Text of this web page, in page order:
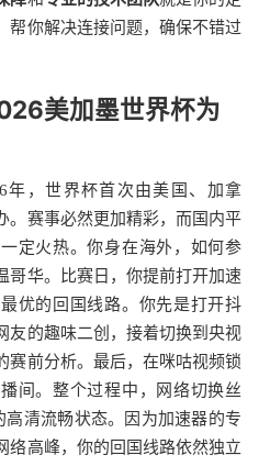
帮你解决连接问题，确保不错过
美加墨世界杯为
年，世界杯首次由美国、加拿
。赛事必然更加精彩，而国内平
定火热。你身在海外，如何参
哥华。比赛日，你提前打开加速
优的回国线路。你先是打开抖
友的趣味二创，接着切换到央视
赛前分析。最后，在咪咕视频锁
间。整个过程中，网络切换丝
高清流畅状态。因为加速器的专
络高峰，你的回国线路依然独立